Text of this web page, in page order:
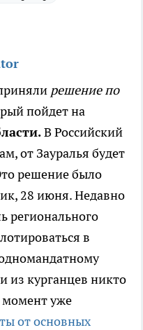
решение по
пойдет на
В Российский
от Зауралья будет
решение было
28 июня. Недавно
регионального
в
из курганцев никто
уже
от основных